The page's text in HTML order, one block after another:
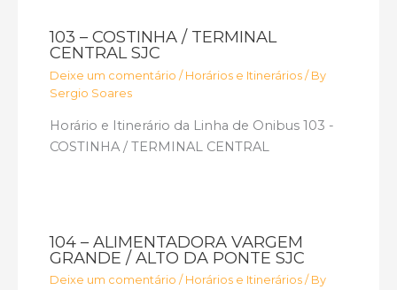
103 – COSTINHA / TERMINAL
CENTRAL SJC
Deixe um comentário / Horários e Itinerários / By
Sergio Soares
Horário e Itinerário da Linha de Onibus 103 -
COSTINHA / TERMINAL CENTRAL
104 – ALIMENTADORA VARGEM
GRANDE / ALTO DA PONTE SJC
Deixe um comentário / Horários e Itinerários / By